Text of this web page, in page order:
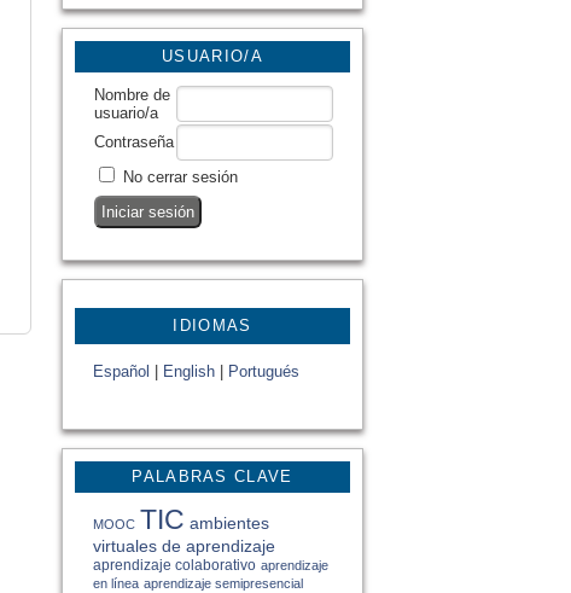
USUARIO/A
Nombre de
usuario/a
Contraseña
No cerrar sesión
IDIOMAS
Español English Portugués
PALABRAS CLAVE
MOOC TIC ambientes
virtuales de aprendizaje
aprendizaje colaborativo aprendizaje
en línea aprendizaje semipresencial